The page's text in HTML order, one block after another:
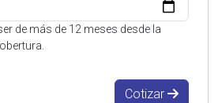
de más de 12 meses desde la
Cotizar